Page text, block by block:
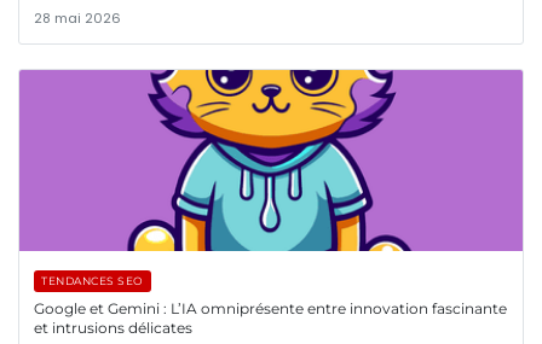
28 mai 2026
TENDANCES SEO
Google et Gemini : L’IA omniprésente entre innovation fascinante
et intrusions délicates